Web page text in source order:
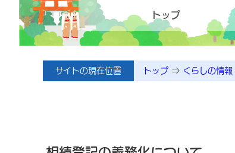
トップ
サイトの現在位置 トップ ⇒ くらしの情報